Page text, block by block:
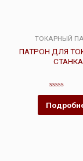
ТОКАРНЫЙ
ПАТРОН ДЛЯ
СТАНКА
Оценка
из
5